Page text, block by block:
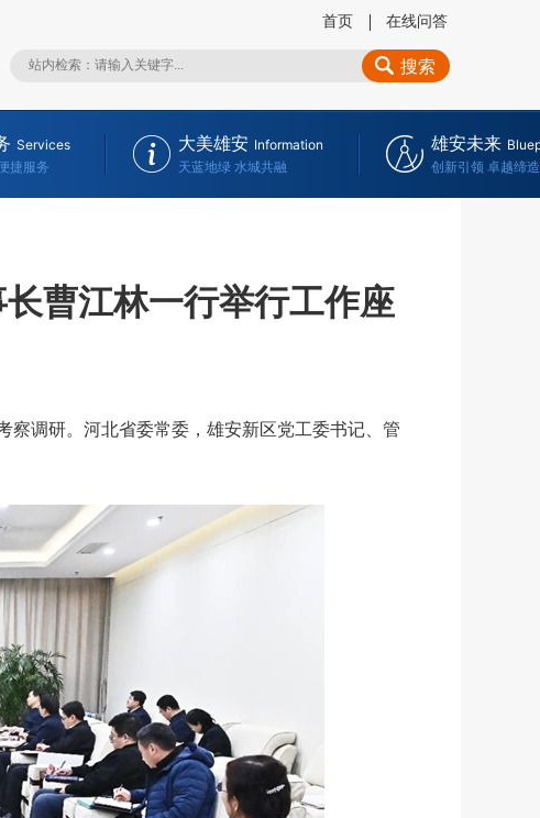
首页 在线问答
搜索
Services
捷服务
大美雄安 Information
天蓝地绿 水城共融
雄安未来
创新引领 卓越缔造
曹江林一行举行工作座
调研。河北省委常委，雄安新区党工委书记、管